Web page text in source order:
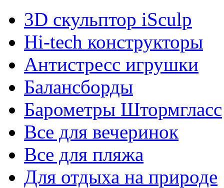
3D скульптор iSculp
Hi-tech конструкторы
Антистресс игрушки
Балансборды
Барометры Штормгласс
Все для вечеринок
Все для пляжа
Для отдыха на природе